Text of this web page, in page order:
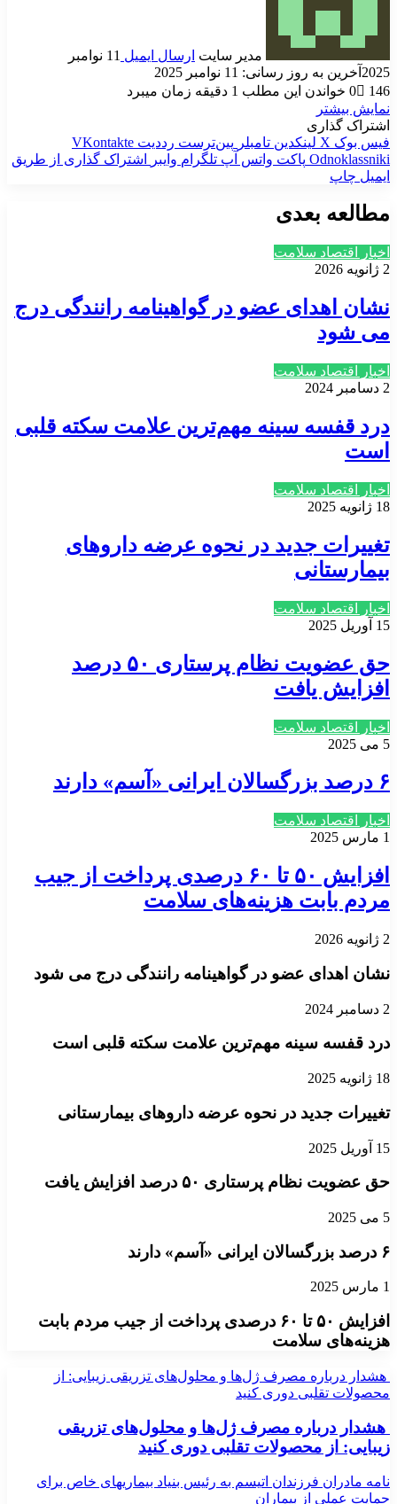
مدیر سایت ارسال ایمیل
11 نوامبر
2025 آخرین به روز رسانی: 11 نوامبر 2025
0
146
خواندن این مطلب 1 دقیقه زمان میبرد
نمایش بیشتر
اشتراک گذاری
فیس بوک X لینکدین ‫تامبلر ‫پین‌ترست ‫رددیت ‫VKontakte
‫Odnoklassniki پاکت واتس آپ تلگرام وایبر
اشتراک گذاری از طریق
ایمیل چاپ
مطالعه بعدی
اخبار اقتصاد سلامت
2 ژانویه 2026
نشان اهدای عضو در گواهینامه رانندگی درج
می شود
اخبار اقتصاد سلامت
2 دسامبر 2024
درد قفسه سینه مهم‌ترین علامت سکته قلبی
است
اخبار اقتصاد سلامت
18 ژانویه 2025
تغییرات جدید در نحوه عرضه داروهای
بیمارستانی
اخبار اقتصاد سلامت
15 آوریل 2025
حق عضویت نظام پرستاری ۵۰ درصد
افزایش یافت
اخبار اقتصاد سلامت
5 می 2025
۶ درصد بزرگسالان ایرانی «آسم» دارند
اخبار اقتصاد سلامت
1 مارس 2025
افزایش ۵۰ تا ۶۰ درصدی پرداخت از جیب
مردم بابت هزینه‌های سلامت
2 ژانویه 2026
نشان اهدای عضو در گواهینامه رانندگی درج می شود
2 دسامبر 2024
درد قفسه سینه مهم‌ترین علامت سکته قلبی است
18 ژانویه 2025
تغییرات جدید در نحوه عرضه داروهای بیمارستانی
15 آوریل 2025
حق عضویت نظام پرستاری ۵۰ درصد افزایش یافت
5 می 2025
۶ درصد بزرگسالان ایرانی «آسم» دارند
1 مارس 2025
افزایش ۵۰ تا ۶۰ درصدی پرداخت از جیب مردم بابت
هزینه‌های سلامت
هشدار درباره مصرف ژل‌ها و محلول‌های تزریقی زیبایی: از
محصولات تقلبی دوری کنید
هشدار درباره مصرف ژل‌ها و محلول‌های تزریقی
زیبایی: از محصولات تقلبی دوری کنید
نامه مادران فرزندان اتیسم به رئیس بنیاد بیماریهای خاص برای
حمایت عملی از بیماران